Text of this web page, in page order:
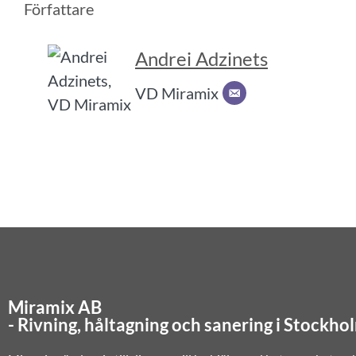
Författare
Andrei Adzinets
VD Miramix
Miramix AB
- Rivning, håltagning och sanering i